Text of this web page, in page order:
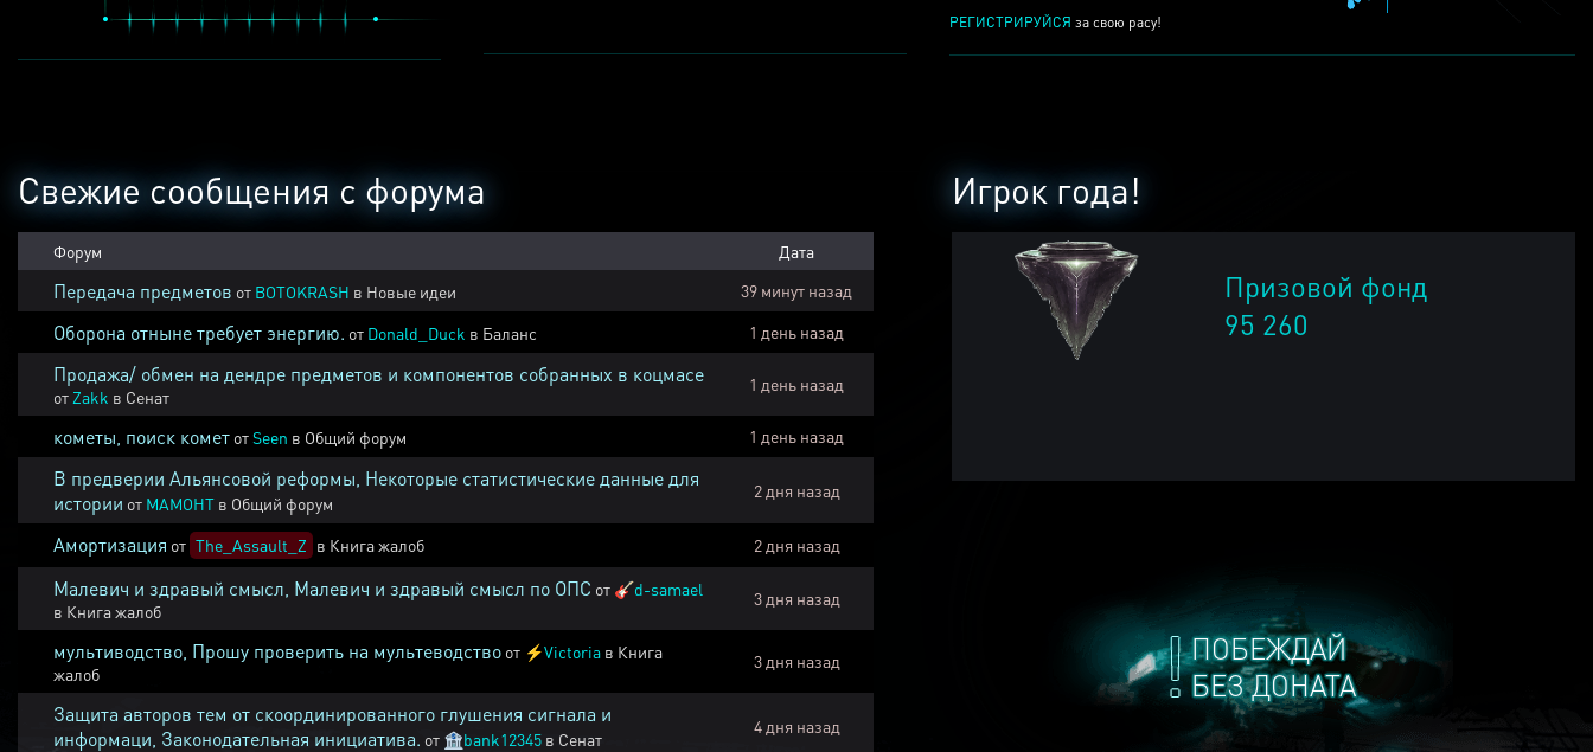
РЕГИСТРИРУЙСЯ за свою расу!
ПОБЕЖДАЙ
БЕЗ ДОНАТА
Игрок года!
Призовой фонд
95 260
Свежие сообщения с форума
Форум Дата
Передача предметов от BOTOKRASH в Новые идеи 39 минут назад
Оборона отныне требует энергию. от Donald_Duck в Баланс 1 день назад
Продажа/ обмен на дендре предметов и компонентов собранных в коцмасе
от Zakk в Сенат
1 день назад
кометы, поиск комет отSeen в Общий форум 1 день назад
В предверии Альянсовой реформы, Некоторые статистические данные для
истории от MAMOHT в Общий форум
2 дня назад
Амортизация от The_Assault_Z в Книга жалоб 2 дня назад
Малевич и здравый смысл, Малевич и здравый смысл по ОПС от 🎸d-samael
в Книга жалоб
3 дня назад
мультиводство, Прошу проверить на мультеводство от ⚡Victoria в Книга
жалоб
3 дня назад
Защита авторов тем от скоординированного глушения сигнала и
информаци, Законодательная инициатива. от 🏦bank12345 в Сенат
4 дня назад